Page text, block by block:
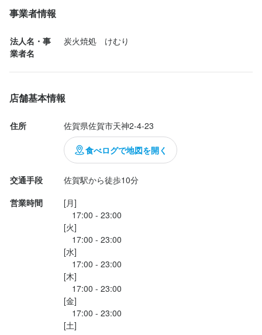
・カウンターがある
・テレビがある
この3つが揃うと1人呑みには完璧です。この3条件を満たしたこち
らのお店。まずは瓶ビールで喉を潤しながら、煮込みとピーマン
そして、この店一押しの炭焼き。炭の風味とかための肉質がいい
つまみになります。中を頼んだのですが、結構な量がありお腹い
ごちそうさまでした。
事業者情報
法人名・事
業者名
炭火焼処　けむり
店舗基本情報
住所 佐賀県佐賀市天神2-4-23
食べログで地図を開く
交通手段
佐賀駅から徒歩10分
営業時間
[月]
17:00 - 23:00
[火]
17:00 - 23:00
[水]
17:00 - 23:00
[木]
17:00 - 23:00
[金]
17:00 - 23:00
[土]